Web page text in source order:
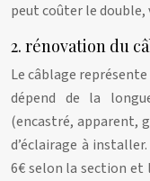
peut coûter le double,
2. rénovation du
Le câblage
dépend de la
(encastré, apparent,
d’éclairage à
6€ selon la section et